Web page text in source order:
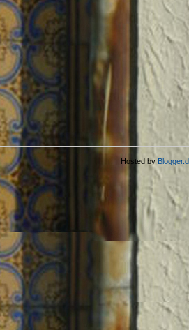
Hosted by